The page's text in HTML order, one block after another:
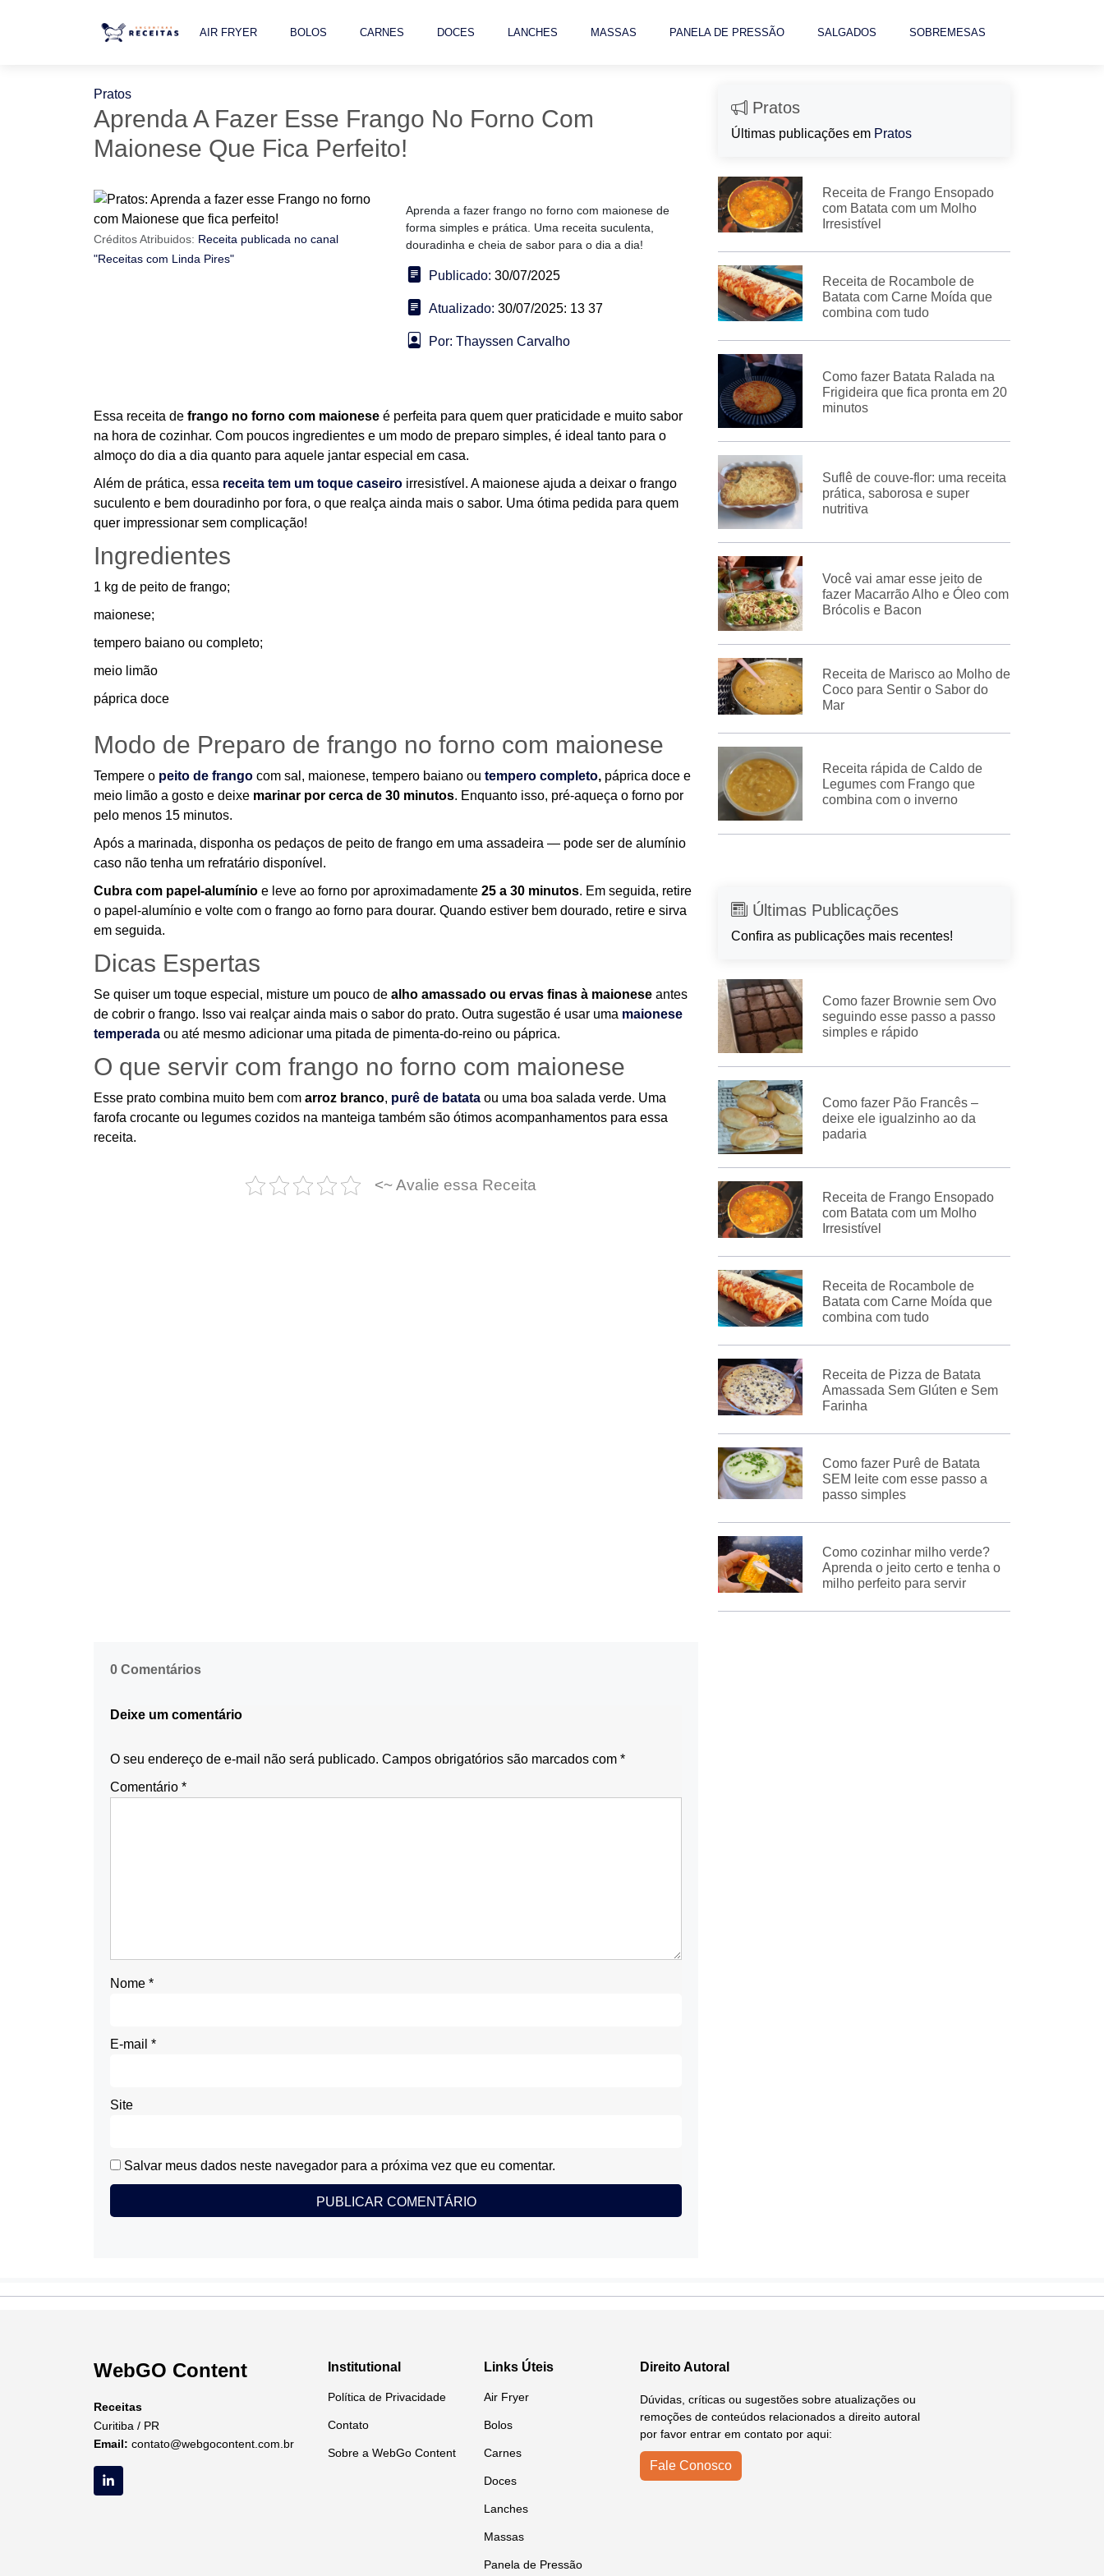
AIR FRYER BOLOS CARNES DOCES LANCHES MASSAS PANELA DE PRESSÃO SALGADOS SOBREMESAS
Pratos
Aprenda A Fazer Esse Frango No Forno Com
Maionese Que Fica Perfeito!
Créditos Atribuidos: Receita publicada no canal
"Receitas com Linda Pires"
Aprenda a fazer frango no forno com maionese de
forma simples e prática. Uma receita suculenta,
douradinha e cheia de sabor para o dia a dia!
Publicado: 30/07/2025
Atualizado: 30/07/2025: 13 37
Por: Thayssen Carvalho
Essa receita de frango no forno com maionese é perfeita para quem quer praticidade e muito sabor
na hora de cozinhar. Com poucos ingredientes e um modo de preparo simples, é ideal tanto para o
almoço do dia a dia quanto para aquele jantar especial em casa.
Além de prática, essa receita tem um toque caseiro irresistível. A maionese ajuda a deixar o frango
suculento e bem douradinho por fora, o que realça ainda mais o sabor. Uma ótima pedida para quem
quer impressionar sem complicação!
Ingredientes
1 kg de peito de frango;
maionese;
tempero baiano ou completo;
meio limão
páprica doce
Modo de Preparo de frango no forno com maionese
Tempere o peito de frango com sal, maionese, tempero baiano ou tempero completo, páprica doce e
meio limão a gosto e deixe marinar por cerca de 30 minutos. Enquanto isso, pré-aqueça o forno por
pelo menos 15 minutos.
Após a marinada, disponha os pedaços de peito de frango em uma assadeira — pode ser de alumínio
caso não tenha um refratário disponível.
Cubra com papel-alumínio e leve ao forno por aproximadamente 25 a 30 minutos. Em seguida, retire
o papel-alumínio e volte com o frango ao forno para dourar. Quando estiver bem dourado, retire e sirva
em seguida.
Dicas Espertas
Se quiser um toque especial, misture um pouco de alho amassado ou ervas finas à maionese antes
de cobrir o frango. Isso vai realçar ainda mais o sabor do prato. Outra sugestão é usar uma maionese
temperada ou até mesmo adicionar uma pitada de pimenta-do-reino ou páprica.
O que servir com frango no forno com maionese
Esse prato combina muito bem com arroz branco, purê de batata ou uma boa salada verde. Uma
farofa crocante ou legumes cozidos na manteiga também são ótimos acompanhamentos para essa
receita.
<~ Avalie essa Receita
0 Comentários
Deixe um comentário
O seu endereço de e-mail não será publicado. Campos obrigatórios são marcados com *
Comentário *
Nome *
E-mail *
Site
Salvar meus dados neste navegador para a próxima vez que eu comentar.
Pratos
Últimas publicações em Pratos
Receita de Frango Ensopado
com Batata com um Molho
Irresistível
Receita de Rocambole de
Batata com Carne Moída que
combina com tudo
Como fazer Batata Ralada na
Frigideira que fica pronta em 20
minutos
Suflê de couve-flor: uma receita
prática, saborosa e super
nutritiva
Você vai amar esse jeito de
fazer Macarrão Alho e Óleo com
Brócolis e Bacon
Receita de Marisco ao Molho de
Coco para Sentir o Sabor do
Mar
Receita rápida de Caldo de
Legumes com Frango que
combina com o inverno
Últimas Publicações
Confira as publicações mais recentes!
Como fazer Brownie sem Ovo
seguindo esse passo a passo
simples e rápido
Como fazer Pão Francês –
deixe ele igualzinho ao da
padaria
Receita de Frango Ensopado
com Batata com um Molho
Irresistível
Receita de Rocambole de
Batata com Carne Moída que
combina com tudo
Receita de Pizza de Batata
Amassada Sem Glúten e Sem
Farinha
Como fazer Purê de Batata
SEM leite com esse passo a
passo simples
Como cozinhar milho verde?
Aprenda o jeito certo e tenha o
milho perfeito para servir
WebGO Content
Receitas
Curitiba / PR
Email: contato@webgocontent.com.br
Institutional
Política de Privacidade
Contato
Sobre a WebGo Content
Links Úteis
Air Fryer
Bolos
Carnes
Doces
Lanches
Massas
Panela de Pressão
Direito Autoral
Dúvidas, críticas ou sugestões sobre atualizações ou
remoções de conteúdos relacionados a direito autoral
por favor entrar em contato por aqui:
Fale Conosco